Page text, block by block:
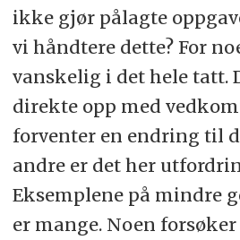
ikke gjør pålagte
vi håndtere dette? For
vanskelig i det hele tatt.
direkte opp med
forventer en endring til
andre er det her
Eksemplene på mindre
er mange. Noen